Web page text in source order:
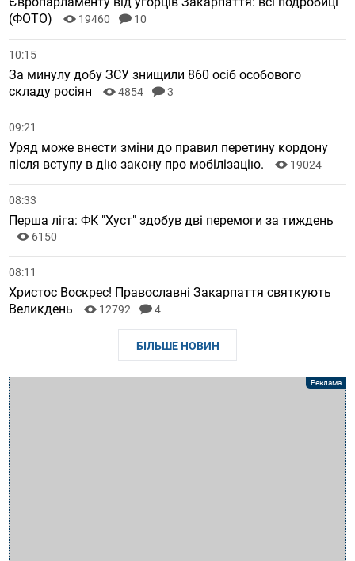
(ФОТО)
19460 10
10:15
За минулу добу ЗСУ знищили 860 осіб особового
складу росіян
4854 3
09:21
Уряд може внести зміни до правил перетину кордону
після вступу в дію закону про мобілізацію.
19024
08:33
Перша ліга: ФК "Хуст" здобув дві перемоги за тиждень
6150
08:11
Христос Воскрес! Православні Закарпаття святкують
Великдень
12792 4
БІЛЬШЕ НОВИН